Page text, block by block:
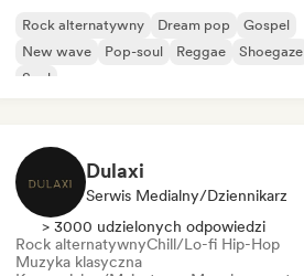
Rock alternatywny Dream pop
Gospel
New wave
Pop-soul Reggae
Shoegaze
Soul
Dulaxi
Serwis Medialny/Dziennikarz
> 3000 udzielonych odpowiedzi
Rock alternatywnyChill/Lo-fi Hip-Hop
Muzyka klasyczna